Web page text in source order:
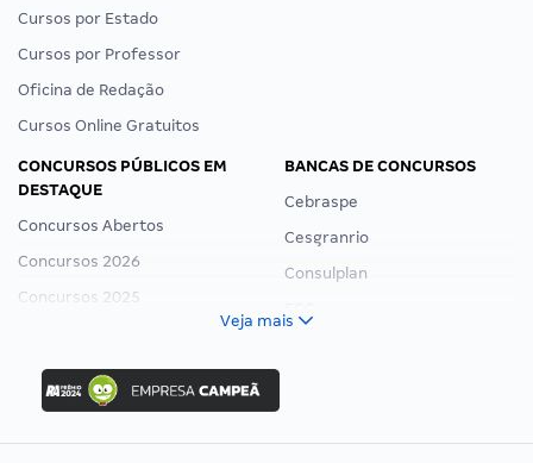
Cursos por Estado
Cursos por Professor
Oficina de Redação
Cursos Online Gratuitos
CONCURSOS PÚBLICOS EM
DESTAQUE
Concursos Abertos
Concursos 2026
Concursos 2025
Concurso Ibama
Concurso MPU
Editais publicados
BANCAS DE CONCURSOS
Cebraspe
Cesgranrio
Consulplan
Veja mais